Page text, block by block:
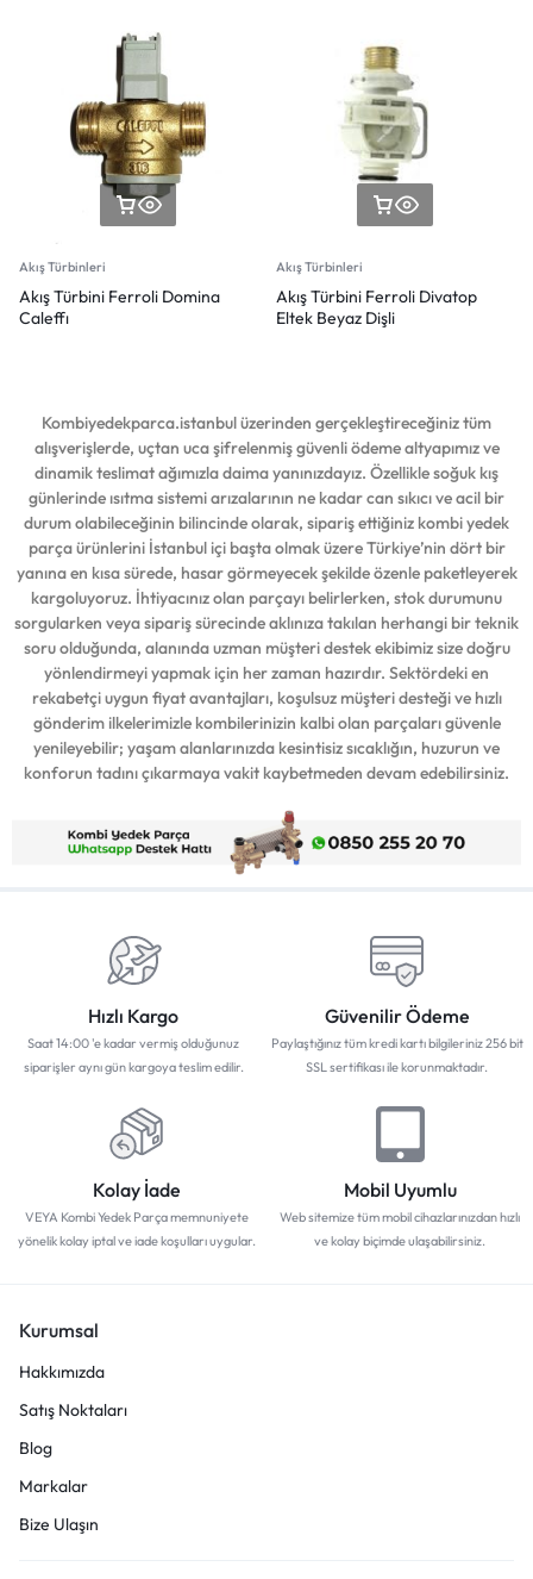
Akış Türbinleri
Akış Türbini Ferroli Domina
Caleffı
Akış Türbinleri
Akış Türbini Ferroli Divatop
Eltek Beyaz Dişli
Kombiyedekparca.istanbul üzerinden gerçekleştireceğiniz tüm
alışverişlerde, uçtan uca şifrelenmiş güvenli ödeme altyapımız ve
dinamik teslimat ağımızla daima yanınızdayız. Özellikle soğuk kış
günlerinde ısıtma sistemi arızalarının ne kadar can sıkıcı ve acil bir
durum olabileceğinin bilincinde olarak, sipariş ettiğiniz kombi yedek
parça ürünlerini İstanbul içi başta olmak üzere Türkiye’nin dört bir
yanına en kısa sürede, hasar görmeyecek şekilde özenle paketleyerek
kargoluyoruz. İhtiyacınız olan parçayı belirlerken, stok durumunu
sorgularken veya sipariş sürecinde aklınıza takılan herhangi bir teknik
soru olduğunda, alanında uzman müşteri destek ekibimiz size doğru
yönlendirmeyi yapmak için her zaman hazırdır. Sektördeki en
rekabetçi uygun fiyat avantajları, koşulsuz müşteri desteği ve hızlı
gönderim ilkelerimizle kombilerinizin kalbi olan parçaları güvenle
yenileyebilir; yaşam alanlarınızda kesintisiz sıcaklığın, huzurun ve
konforun tadını çıkarmaya vakit kaybetmeden devam edebilirsiniz.
Hızlı Kargo
Saat 14:00 'e kadar vermiş olduğunuz
siparişler aynı gün kargoya teslim edilir.
Güvenilir Ödeme
Paylaştığınız tüm kredi kartı bilgileriniz 256 bit
SSL sertifikası ile korunmaktadır.
Kolay İade
VEYA Kombi Yedek Parça memnuniyete
yönelik kolay iptal ve iade koşulları uygular.
Mobil Uyumlu
Web sitemize tüm mobil cihazlarınızdan hızlı
ve kolay biçimde ulaşabilirsiniz.
Kurumsal
Hakkımızda
Satış Noktaları
Blog
Markalar
Bize Ulaşın